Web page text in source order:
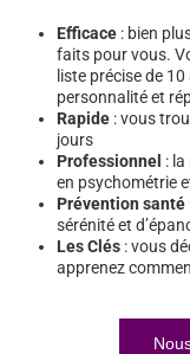
Efficace : bien
faits pour vous.
liste précise de
personnalité et
Rapide : vous
jours
Professionnel :
en psychométrie
Prévention santé
sérénité et
Les Clés : vous
apprenez